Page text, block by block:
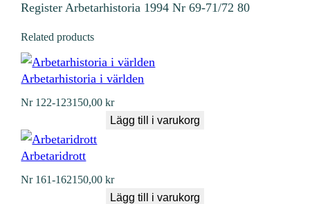
Register Arbetarhistoria 1994 Nr 69-71/72 80
Related products
Arbetarhistoria i världen
Nr 122-123150,00kr
Lägg till i varukorg
Arbetaridrott
Nr 161-162150,00kr
Lägg till i varukorg